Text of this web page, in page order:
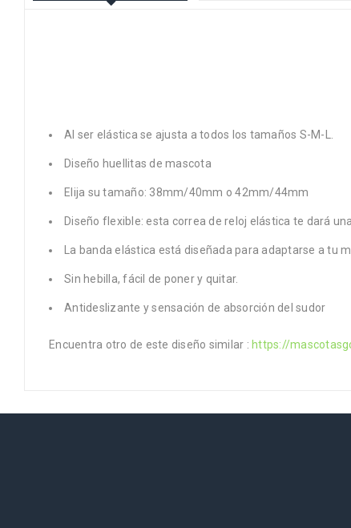
Al ser elástica se ajusta a todos los tamaños S-M-L.
Diseño huellitas de mascota
Elija su tamaño: 38mm/40mm o 42mm/44mm
Diseño flexible: esta correa de reloj elástica te dará
La banda elástica está diseñada para adaptarse a tu
Sin hebilla, fácil de poner y quitar.
Antideslizante y sensación de absorción del sudor
Encuentra otro de este diseño similar : https://